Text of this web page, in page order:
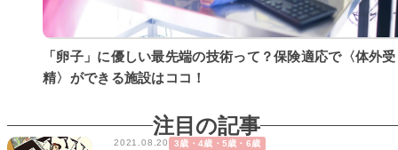
「卵子」に優しい最先端の技術って？保険適応で〈体外受
精〉ができる施設はココ！
注目の記事
2021.08.20 3歳・4歳・5歳・6歳